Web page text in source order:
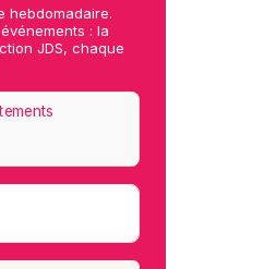
hebdomadaire.
: la
JDS, chaque